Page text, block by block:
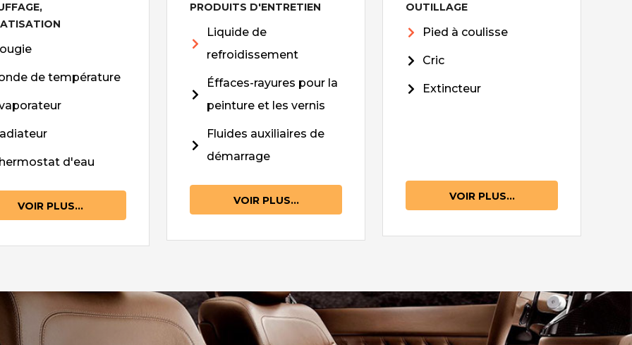
de température
d'eau
VOIR PLUS...
PRODUITS D'ENTRETIEN
Liquide de
refroidissement
Éffaces-rayures pour la
peinture et les vernis
Fluides auxiliaires de
démarrage
VOIR PLUS...
OUTILLAGE
Pied à coulisse
Cric
Extincteur
VOIR PLUS...